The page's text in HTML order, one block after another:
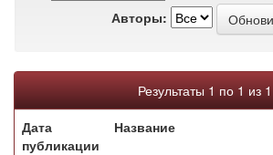
Авторы:
Результаты 1 по 1 из 1
Дата
публикации
Название